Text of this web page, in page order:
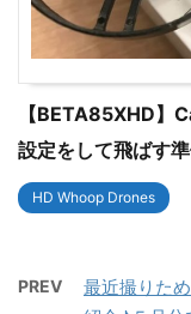
【BETA85XHD】
設定をして飛ばす
HD Whoop Drones
PREV
最近撮りた